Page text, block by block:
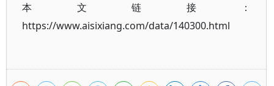
本文链接：
https://www.aisixiang.com/data/140300.html